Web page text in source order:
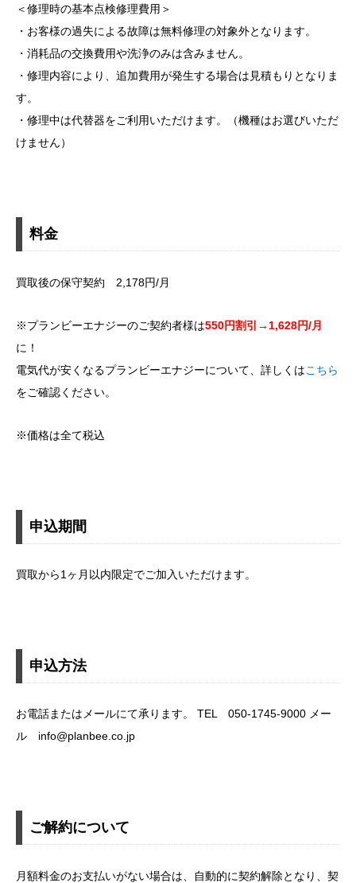
＜修理時の基本点検修理費用＞
・お客様の過失による故障は無料修理の対象外となります。
・消耗品の交換費用や洗浄のみは含みません。
・修理内容により、追加費用が発生する場合は見積もりとなりま
す。
・修理中は代替器をご利用いただけます。（機種はお選びいただ
けません）
料金
買取後の保守契約 2,178円/月
※プランビーエナジーのご契約者様は550円割引→1,628円/月
に！
電気代が安くなるプランビーエナジーについて、詳しくはこちら
をご確認ください。
※価格は全て税込
申込期間
買取から1ヶ月以内限定でご加入いただけます。
申込方法
お電話またはメールにて承ります。 TEL 050-1745-9000 メー
ル info@planbee.co.jp
ご解約について
月額料金のお支払いがない場合は、自動的に契約解除となり、契